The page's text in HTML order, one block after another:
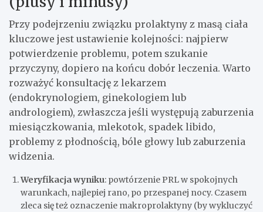
Przy podejrzeniu związku prolaktyny z masą ciała
kluczowe jest ustawienie kolejności: najpierw
potwierdzenie problemu, potem szukanie
przyczyny, dopiero na końcu dobór leczenia. Warto
rozważyć konsultację z lekarzem
(endokrynologiem, ginekologiem lub
andrologiem), zwłaszcza jeśli występują zaburzenia
miesiączkowania, mlekotok, spadek libido,
problemy z płodnością, bóle głowy lub zaburzenia
widzenia.
Weryfikacja wyniku: powtórzenie PRL w spokojnych
warunkach, najlepiej rano, po przespanej nocy. Czasem
zleca się też oznaczenie makroprolaktyny (by wykluczyć